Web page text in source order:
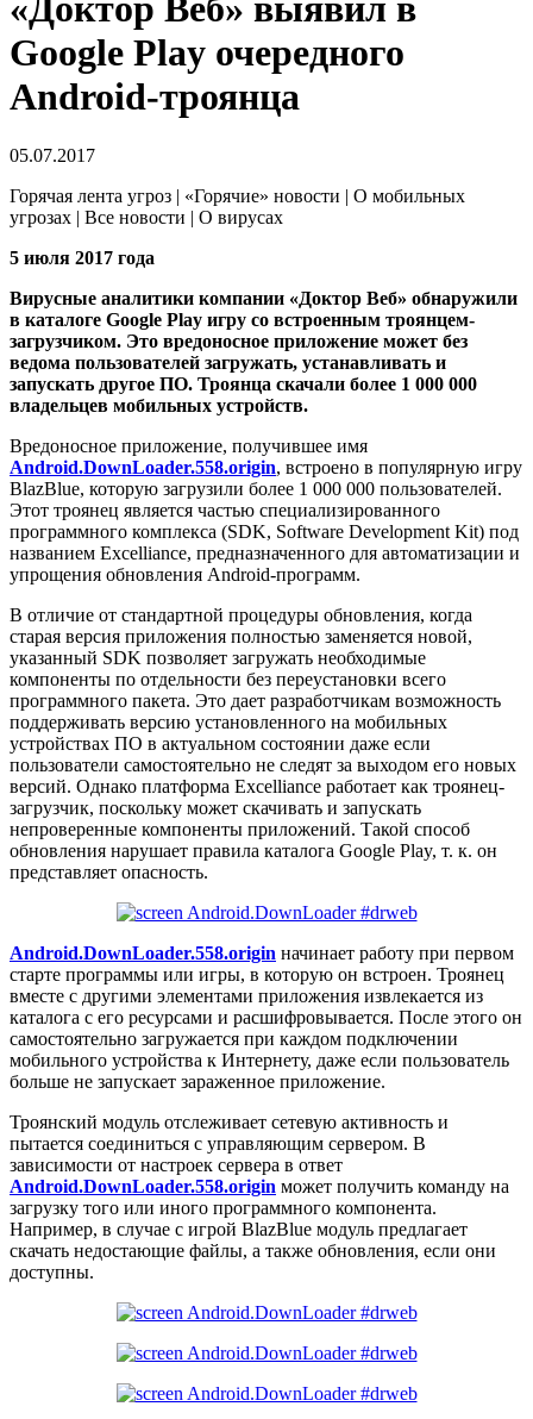
«Доктор Веб» выявил в
Google Play очередного
Android-троянца
05.07.2017
Горячая лента угроз | «Горячие» новости | О мобильных
угрозах | Все новости | О вирусах
5 июля 2017 года
Вирусные аналитики компании «Доктор Веб» обнаружили
в каталоге Google Play игру со встроенным троянцем-
загрузчиком. Это вредоносное приложение может без
ведома пользователей загружать, устанавливать и
запускать другое ПО. Троянца скачали более 1 000 000
владельцев мобильных устройств.
Вредоносное приложение, получившее имя
Android.DownLoader.558.origin, встроено в популярную игру
BlazBlue, которую загрузили более 1 000 000 пользователей.
Этот троянец является частью специализированного
программного комплекса (SDK, Software Development Kit) под
названием Excelliance, предназначенного для автоматизации и
упрощения обновления Android-программ.
В отличие от стандартной процедуры обновления, когда
старая версия приложения полностью заменяется новой,
указанный SDK позволяет загружать необходимые
компоненты по отдельности без переустановки всего
программного пакета. Это дает разработчикам возможность
поддерживать версию установленного на мобильных
устройствах ПО в актуальном состоянии даже если
пользователи самостоятельно не следят за выходом его новых
версий. Однако платформа Excelliance работает как троянец-
загрузчик, поскольку может скачивать и запускать
непроверенные компоненты приложений. Такой способ
обновления нарушает правила каталога Google Play, т. к. он
представляет опасность.
Android.DownLoader.558.origin начинает работу при первом
старте программы или игры, в которую он встроен. Троянец
вместе с другими элементами приложения извлекается из
каталога с его ресурсами и расшифровывается. После этого он
самостоятельно загружается при каждом подключении
мобильного устройства к Интернету, даже если пользователь
больше не запускает зараженное приложение.
Троянский модуль отслеживает сетевую активность и
пытается соединиться с управляющим сервером. В
зависимости от настроек сервера в ответ
Android.DownLoader.558.origin может получить команду на
загрузку того или иного программного компонента.
Например, в случае с игрой BlazBlue модуль предлагает
скачать недостающие файлы, а также обновления, если они
доступны.